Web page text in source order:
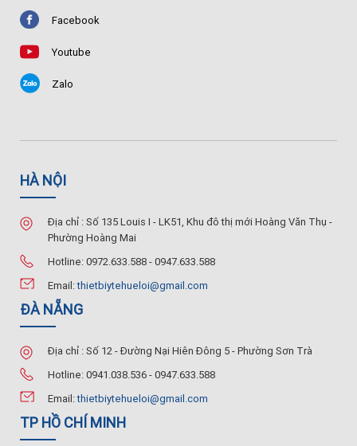
Facebook
Youtube
Zalo
HÀ NỘI
Địa chỉ : Số 135 Louis I - LK51, Khu đô thị mới Hoàng Văn Thụ -
Phường Hoàng Mai
Hotline: 0972.633.588 - 0947.633.588
Email:thietbiytehueloi@gmail.com
ĐÀ NẴNG
Địa chỉ : Số 12 - Đường Nại Hiên Đông 5 - Phường Sơn Trà
Hotline: 0941.038.536 - 0947.633.588
Email:thietbiytehueloi@gmail.com
TP HỒ CHÍ MINH